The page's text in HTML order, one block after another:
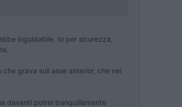
inguidabile. Io per sicurezza,
grava sull asse anterior, che nei
davanti potrei tranquillamente